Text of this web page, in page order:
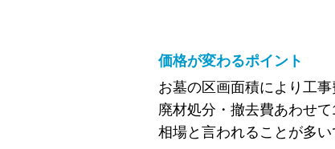
価格が変わるポイント
お墓の区画面積により工
廃材処分・撤去費あわせ
相場と言われることが多い